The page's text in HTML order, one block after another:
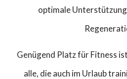
optimale
Genügend Platz für Fitness
alle, die auch im Urlaub